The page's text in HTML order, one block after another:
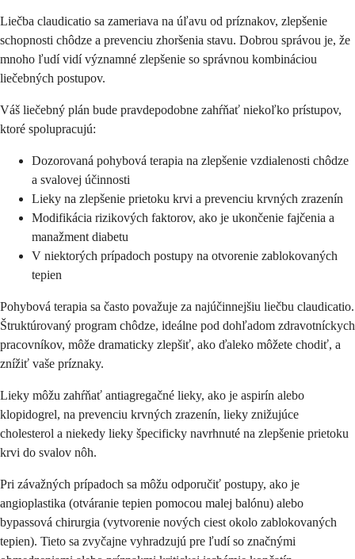
Liečba claudicatio sa zameriava na úľavu od príznakov, zlepšenie
schopnosti chôdze a prevenciu zhoršenia stavu. Dobrou správou je, že
mnoho ľudí vidí významné zlepšenie so správnou kombináciou
liečebných postupov.
Váš liečebný plán bude pravdepodobne zahŕňať niekoľko prístupov,
ktoré spolupracujú:
Dozorovaná pohybová terapia na zlepšenie vzdialenosti chôdze
a svalovej účinnosti
Lieky na zlepšenie prietoku krvi a prevenciu krvných zrazenín
Modifikácia rizikových faktorov, ako je ukončenie fajčenia a
manažment diabetu
V niektorých prípadoch postupy na otvorenie zablokovaných
tepien
Pohybová terapia sa často považuje za najúčinnejšiu liečbu claudicatio.
Štruktúrovaný program chôdze, ideálne pod dohľadom zdravotníckych
pracovníkov, môže dramaticky zlepšiť, ako ďaleko môžete chodiť, a
znížiť vaše príznaky.
Lieky môžu zahŕňať antiagregačné lieky, ako je aspirín alebo
klopidogrel, na prevenciu krvných zrazenín, lieky znižujúce
cholesterol a niekedy lieky špecificky navrhnuté na zlepšenie prietoku
krvi do svalov nôh.
Pri závažných prípadoch sa môžu odporučiť postupy, ako je
angioplastika (otváranie tepien pomocou malej balónu) alebo
bypassová chirurgia (vytvorenie nových ciest okolo zablokovaných
tepien). Tieto sa zvyčajne vyhradzujú pre ľudí so značnými